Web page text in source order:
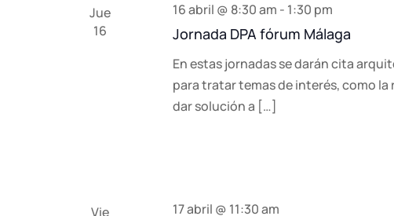
Jue
16
Jornada DPA fórum Málaga
16 abril @ 8:30 am - 1:30 pm
En estas jornadas se darán cita
para tratar temas de interés, como
dar solución a […]
Vie
17 abril @ 11:30 am